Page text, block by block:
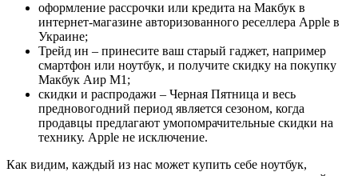
оформление рассрочки или кредита на Макбук в
интернет-магазине авторизованного реселлера Apple в
Украине;
Трейд ин – принесите ваш старый гаджет, например
смартфон или ноутбук, и получите скидку на покупку
Макбук Аир М1;
скидки и распродажи – Черная Пятница и весь
предновогодний период является сезоном, когда
продавцы предлагают умопомрачительные скидки на
технику. Apple не исключение.
Как видим, каждый из нас может купить себе ноутбук,